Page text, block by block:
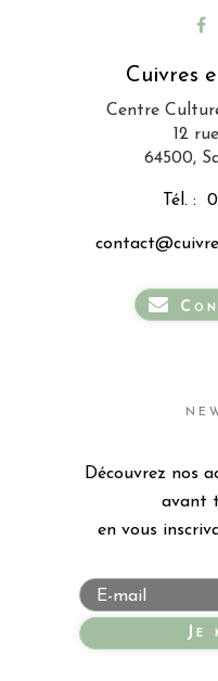
Cuivres
Centre
12
64500,
Tél. :
Découvrez nos
avant
en vous
Je